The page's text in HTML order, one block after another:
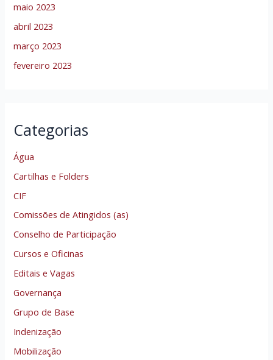
maio 2023
abril 2023
março 2023
fevereiro 2023
Categorias
Água
Cartilhas e Folders
CIF
Comissões de Atingidos (as)
Conselho de Participação
Cursos e Oficinas
Editais e Vagas
Governança
Grupo de Base
Indenização
Mobilização